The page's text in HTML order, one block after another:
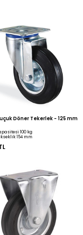
Emes Kauçuk Döner
Çap
Taşıma Kapasitesi 100 kg
Yerden Yükseklik 154 mm
377,21 TL